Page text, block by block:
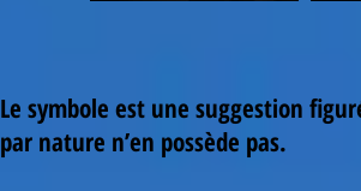
Le symbole est une suggestion
par nature n’en possède pas.